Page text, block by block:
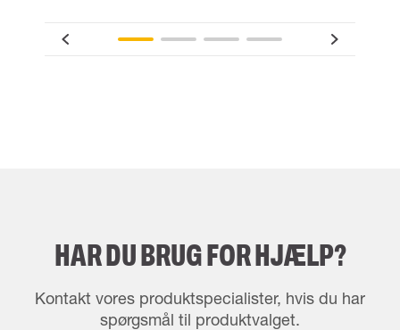
HAR DU BRUG FOR HJÆLP?
Kontakt vores produktspecialister, hvis du har
spørgsmål til produktvalget.